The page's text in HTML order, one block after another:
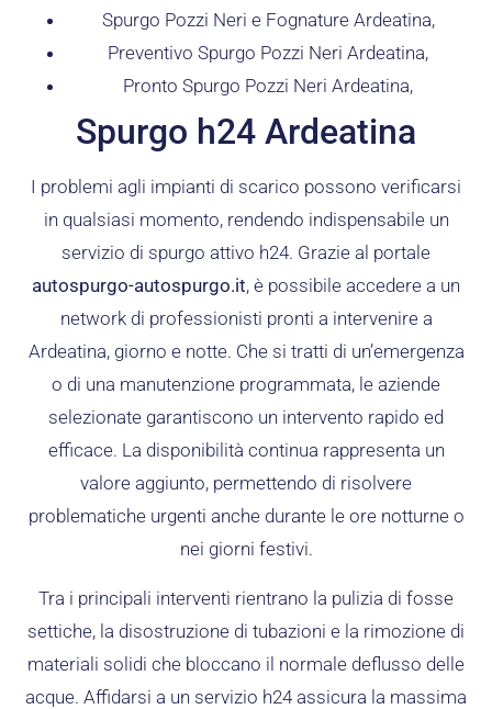
Spurgo Pozzi Neri e Fognature Ardeatina,
Preventivo Spurgo Pozzi Neri Ardeatina,
Pronto Spurgo Pozzi Neri Ardeatina,
Spurgo h24 Ardeatina
I problemi agli impianti di scarico possono verificarsi
in qualsiasi momento, rendendo indispensabile un
servizio di spurgo attivo h24. Grazie al portale
autospurgo-autospurgo.it, è possibile accedere a un
network di professionisti pronti a intervenire a
Ardeatina, giorno e notte. Che si tratti di un’emergenza
o di una manutenzione programmata, le aziende
selezionate garantiscono un intervento rapido ed
efficace. La disponibilità continua rappresenta un
valore aggiunto, permettendo di risolvere
problematiche urgenti anche durante le ore notturne o
nei giorni festivi.
Tra i principali interventi rientrano la pulizia di fosse
settiche, la disostruzione di tubazioni e la rimozione di
materiali solidi che bloccano il normale deflusso delle
acque. Affidarsi a un servizio h24 assicura la massima